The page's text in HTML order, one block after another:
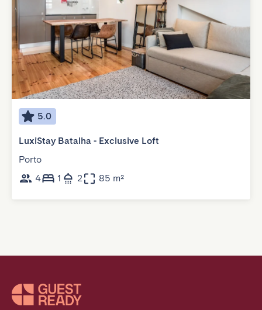
5.0
LuxiStay Batalha - Exclusive Loft
Porto
4
1 2 85 m²